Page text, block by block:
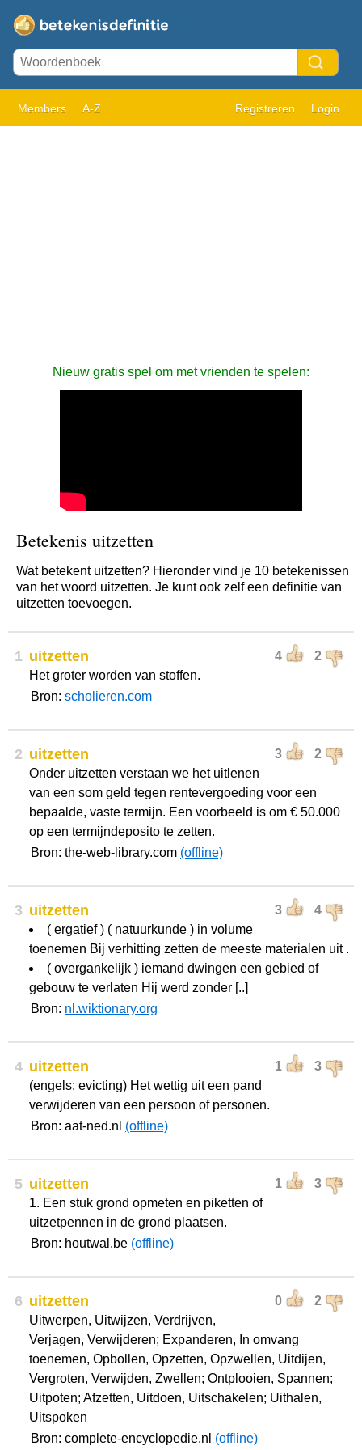
Members A-Z Registreren Login
Nieuw gratis spel om met vrienden te spelen:
Betekenis uitzetten
Wat betekent uitzetten? Hieronder vind je 10 betekenissen
van het woord uitzetten. Je kunt ook zelf een definitie van
uitzetten toevoegen.
1 4 2
uitzetten
Het groter worden van stoffen.
Bron: scholieren.com
2 3 2
uitzetten
Onder uitzetten verstaan we het uitlenen
van een som geld tegen rentevergoeding voor een
bepaalde, vaste termijn. Een voorbeeld is om € 50.000
op een termijndeposito te zetten.
Bron: the-web-library.com (offline)
3 3 4
uitzetten
( ergatief ) ( natuurkunde ) in volume
toenemen Bij verhitting zetten de meeste materialen uit .
( overgankelijk ) iemand dwingen een gebied of
gebouw te verlaten Hij werd zonder [..]
Bron: nl.wiktionary.org
4 1 3
uitzetten
(engels: evicting) Het wettig uit een pand
verwijderen van een persoon of personen.
Bron: aat-ned.nl (offline)
5 1 3
uitzetten
1. Een stuk grond opmeten en piketten of
uitzetpennen in de grond plaatsen.
Bron: houtwal.be (offline)
6 0 2
uitzetten
Uitwerpen, Uitwijzen, Verdrijven,
Verjagen, Verwijderen; Expanderen, In omvang
toenemen, Opbollen, Opzetten, Opzwellen, Uitdijen,
Vergroten, Verwijden, Zwellen; Ontplooien, Spannen;
Uitpoten; Afzetten, Uitdoen, Uitschakelen; Uithalen,
Uitspoken
Bron: complete-encyclopedie.nl (offline)